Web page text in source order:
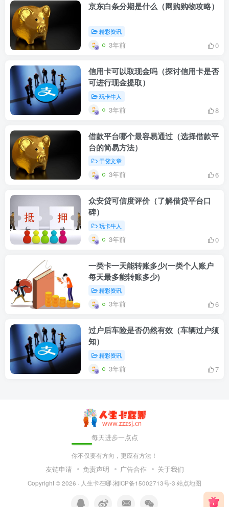
京东白条分期是什么（网购购物攻略）
精彩资讯
3年前 0
信用卡可以取现金吗（探讨信用卡是否
可进行现金提取）
玩卡牛人
3年前 8
借款平台哪个最容易通过（选择借款平
台的简易方法）
干贷文章
3年前 6
众安贷可信度评价（了解借贷平台口
碑）
玩卡牛人
3年前 0
一类卡一天能转账多少(一类个人账户
每天最多能转账多少)
精彩资讯
3年前 6
过户后车险是否仍然有效（车辆过户须
知）
精彩资讯
3年前 7
每天进步一点点
你不仅要有方向，更应有方法！
友链申请 免责声明 广告合作 关于我们
Copyright © 2026 · 人生卡在哪·湘ICP备15002713号-3·站点地图